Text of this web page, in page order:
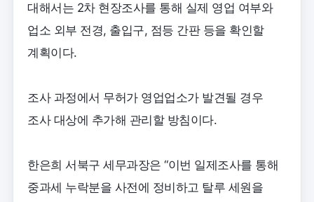
대해서는 2차 현장조사를 통해 실제 영업 여부와
업소 외부 전경, 출입구, 점등 간판 등을 확인할
계획이다.
조사 과정에서 무허가 영업업소가 발견될 경우
조사 대상에 추가해 관리할 방침이다.
한은희 서북구 세무과장은 “이번 일제조사를 통해
중과세 누락분을 사전에 정비하고 탈루 세원을